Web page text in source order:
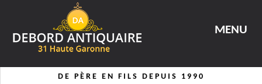
MENU
DE PÈRE EN FILS DEPUIS 1990